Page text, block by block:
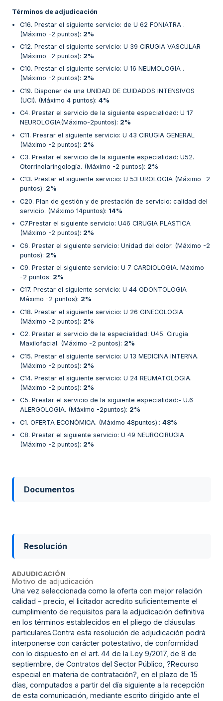
Términos de adjudicación
C16. Prestar el siguiente servicio: de U 62 FONIATRA .
(Máximo -2 puntos): 2%
C12. Prestar el siguiente servicio: U 39 CIRUGIA VASCULAR
(Máximo -2 puntos): 2%
C10. Prestar el siguiente servicio: U 16 NEUMOLOGIA .
(Máximo -2 puntos): 2%
C19. Disponer de una UNIDAD DE CUIDADOS INTENSIVOS
(UCI). (Máximo 4 puntos): 4%
C4. Prestar el servicio de la siguiente especialidad: U 17
NEUROLOGIA(Máximo-2puntos): 2%
C11. Presrar el siguiente servicio: U 43 CIRUGIA GENERAL
(Máximo -2 puntos): 2%
C3. Prestar el servicio de la siguiente especialidad: U52.
Otorrinolaringología. (Máximo -2 puntos): 2%
C13. Prestar el siguiente servicio: U 53 UROLOGIA (Máximo -2
puntos): 2%
C20. Plan de gestión y de prestación de servicio: calidad del
servicio. (Máximo 14puntos): 14%
C7.Prestar el siguiente servicio: U46 CIRUGIA PLASTICA
(Máximo -2 puntos): 2%
C6. Prestar el siguiente servicio: Unidad del dolor. (Máximo -2
puntos): 2%
C9. Prestar el siguiente servicio: U 7 CARDIOLOGIA. Máximo
-2 puntos: 2%
C17. Prestar el siguiente servicio: U 44 ODONTOLOGIA
Máximo -2 puntos): 2%
C18. Prestar el siguiente servicio: U 26 GINECOLOGIA
(Máximo -2 puntos): 2%
C2. Prestar el servicio de la especialidad: U45. Cirugía
Maxilofacial. (Máximo -2 puntos): 2%
C15. Prestar el siguiente servicio: U 13 MEDICINA INTERNA.
(Máximo -2 puntos): 2%
C14. Prestar el siguiente servicio: U 24 REUMATOLOGIA.
(Máximo -2 puntos): 2%
C5. Prestar el servicio de la siguiente especialidad:- U.6
ALERGOLOGIA. (Máximo -2puntos): 2%
C1. OFERTA ECONÓMICA. (Máximo 48puntos):: 48%
C8. Prestar el siguiente servicio: U 49 NEUROCIRUGIA
(Máximo -2 puntos): 2%
Documentos
Resolución
ADJUDICACIÓN
Motivo de adjudicación
Una vez seleccionada como la oferta con mejor relación
calidad - precio, el licitador acredito suficientemente el
cumplimiento de requisitos para la adjudicación definitiva
en los términos establecidos en el pliego de cláusulas
particulares.Contra esta resolución de adjudicación podrá
interponerse con carácter potestativo, de conformidad
con lo dispuesto en el art. 44 de la Ley 9/2017, de 8 de
septiembre, de Contratos del Sector Público, ?Recurso
especial en materia de contratación?, en el plazo de 15
días, computados a partir del día siguiente a la recepción
de esta comunicación, mediante escrito dirigido ante el